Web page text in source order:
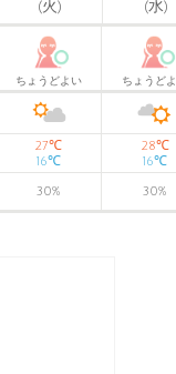
(火)
(水)
ちょうどよい ちょうど
27℃
16℃
28℃
16℃
30% 30%